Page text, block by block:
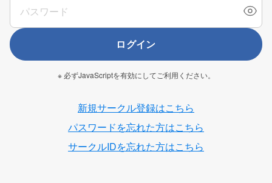
ログイン
※ 必ずJavaScriptを有効にしてご利用ください。
新規サークル登録はこちら
パスワードを忘れた方はこちら
サークルIDを忘れた方はこちら